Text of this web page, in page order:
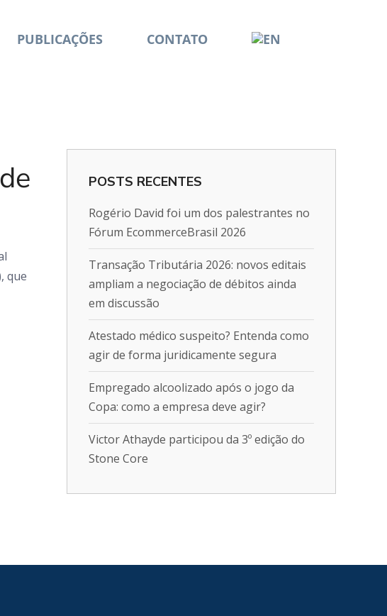
PUBLICAÇÕES CONTATO
que
POSTS RECENTES
Rogério David foi um dos palestrantes no
Fórum EcommerceBrasil 2026
Transação Tributária 2026: novos editais
ampliam a negociação de débitos ainda
em discussão
Atestado médico suspeito? Entenda como
agir de forma juridicamente segura
Empregado alcoolizado após o jogo da
Copa: como a empresa deve agir?
Victor Athayde participou da 3º edição do
Stone Core